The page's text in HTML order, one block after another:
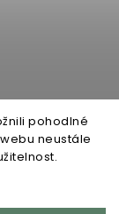
pohodlné
neustále